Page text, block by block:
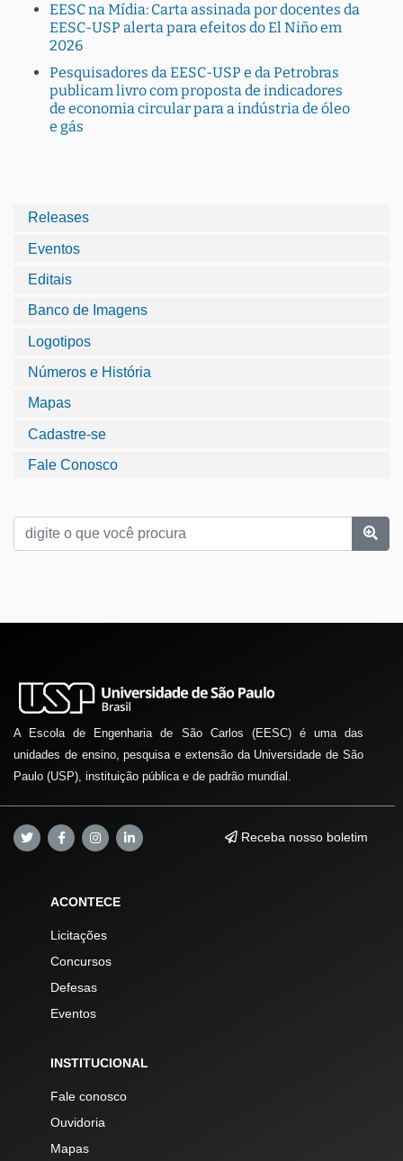
EESC na Mídia: Carta assinada por docentes da
EESC-USP alerta para efeitos do El Niño em
2026
Pesquisadores da EESC-USP e da Petrobras
publicam livro com proposta de indicadores
de economia circular para a indústria de óleo
e gás
Releases
Eventos
Editais
Banco de Imagens
Logotipos
Números e História
Mapas
Cadastre-se
Fale Conosco
A Escola de Engenharia de São Carlos (EESC) é uma das
unidades de ensino, pesquisa e extensão da Universidade de São
Paulo (USP), instituição pública e de padrão mundial.
Receba nosso boletim
ACONTECE
Licitações
Concursos
Defesas
Eventos
INSTITUCIONAL
Fale conosco
Ouvidoria
Mapas